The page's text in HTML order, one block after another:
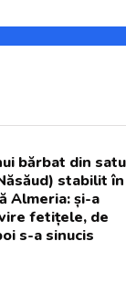
bărbat din
stabilit în
Almeria: și-a
fetițele, de
s-a sinucis